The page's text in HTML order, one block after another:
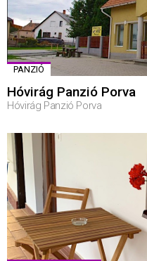
PANZIÓ
Hóvirág Panzió Porva
Hóvirág Panzió Porva